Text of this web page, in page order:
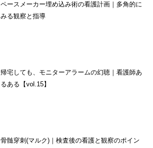
ペースメーカー埋め込み術の看護計画｜多角的に
みる観察と指導
帰宅しても、モニターアラームの幻聴｜看護師あ
るある【vol.15】
骨髄穿刺(マルク)｜検査後の看護と観察のポイン